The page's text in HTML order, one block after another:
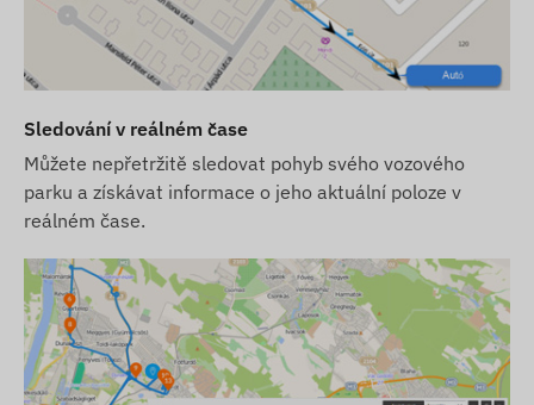
SIM karta a softwarová licence pro stolní
počítač a mobilní telefon na jeden rok
Podmínky použití
Pro normální provoz zařízení je nutné aktivní
připojení k satelitním systémům určování polohy a
mobilním sítím poskytovatelů. Ty zajišťují sběr a
přenos dat a komunikaci s telefonem vlastníka
nebo centrálním systémem pro sběr a zpracování
dat při použití sledovacího softwaru. Zařízení
komunikuje prostřednictvím mobilních sítí pomocí
vestavěné SIM karty.
Provozní region
Sledování v reálném čase
Můžete nepřetržitě sledovat pohyb svého vozového
parku a získávat informace o jeho aktuální poloze v
reálném čase.